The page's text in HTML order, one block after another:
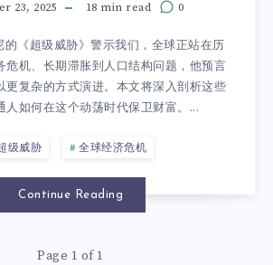
23, 2025 18 min read 0
的《超级威胁》警示我们，全球正站在历
危机、长期滞胀到人口结构问题，他预言
更复杂的方式演进。本文将深入剖析这些
人如何在这个动荡时代保卫财富。...
级威胁 全球经济危机
Continue Reading
Page 1 of 1